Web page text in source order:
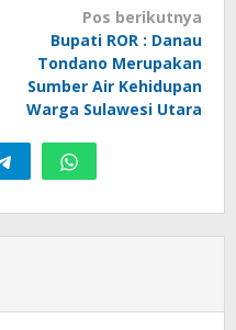
Pos berikutnya
Bupati ROR : Danau
Tondano Merupakan
Sumber Air Kehidupan
Warga Sulawesi Utara